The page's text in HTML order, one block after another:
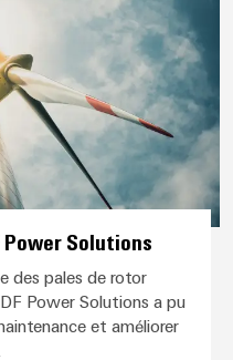
Power Solutions
des pales de rotor
Power Solutions a pu
et améliorer